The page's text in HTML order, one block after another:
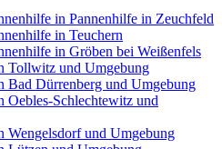
in Pannenhilfe in Zeuchfeld
in Teuchern
in Gröben bei Weißenfels
Tollwitz und Umgebung
Bad Dürrenberg und Umgebung
Schlechtewitz und
und Umgebung